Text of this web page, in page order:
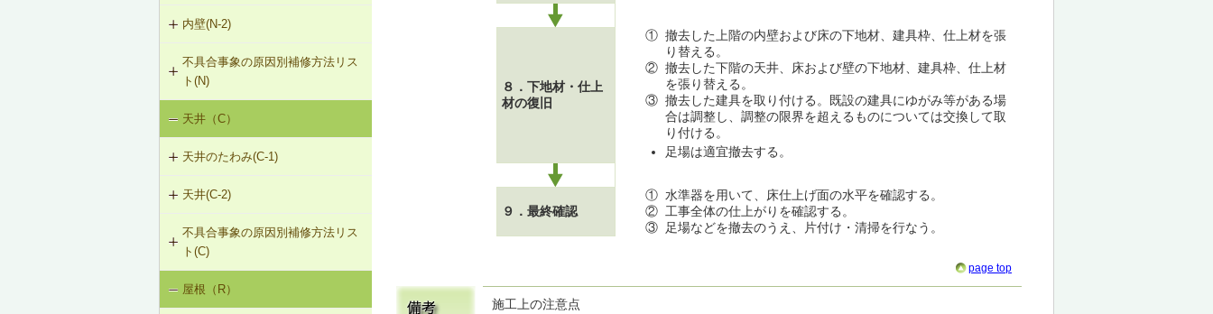
G-2-502 シール工法（外壁部）
部）
補修
外壁仕上材のはがれ、浮き（G-3）
N-1-001 下地材・仕上材の取替え
（内壁部）
内壁(N-2)
N-2-001 仕上材の張替え（内壁部）
不具合事象の原因別補修方法リス
ト(N)
内壁の傾斜（N-1）
天井（C）
天井のたわみ(C-1)
C-1-101 天井の張替え
天井(C-2)
C-2-001 天井仕上材の張替え
不具合事象の原因別補修方法リス
ト(C)
天井のたわみ（C-1）
屋根（R）
８．下地材・仕上
材の復旧
① 撤去した上階の内壁および床の下地材、建具枠、仕上材を張
り替える。
② 撤去した下階の天井、床および壁の下地材、建具枠、仕上材
を張り替える。
③ 撤去した建具を取り付ける。既設の建具にゆがみ等がある場
合は調整し、調整の限界を超えるものについては交換して取
り付ける。
足場は適宜撤去する。
９．最終確認
① 水準器を用いて、床仕上げ面の水平を確認する。
② 工事全体の仕上がりを確認する。
③
足場などを撤去のうえ、片付け・清掃を行なう。
page top
施工上の注意点